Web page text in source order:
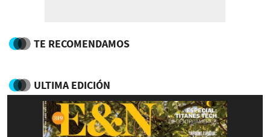
TE RECOMENDAMOS
ULTIMA EDICIÓN